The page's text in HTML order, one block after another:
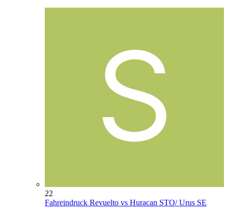
22
Fahreindruck Revuelto vs Huracan STO/ Urus SE